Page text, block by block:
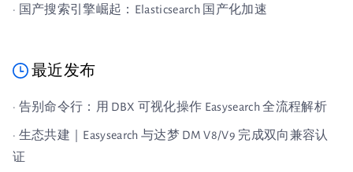
· 国产搜索引擎崛起：Elasticsearch 国产化加速
最近发布
· 告别命令行：用 DBX 可视化操作 Easysearch 全流程解析
· 生态共建｜Easysearch 与达梦 DM V8/V9 完成双向兼容认
证